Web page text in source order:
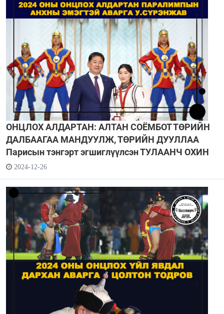
ОНЦЛОХ АЛДАРТАН: АЛТАН СОЁМБОТ ТӨРИЙН
ДАЛБААГАА МАНДУУЛЖ, ТӨРИЙН ДУУЛЛАА
Парисын тэнгэрт эгшиглүүлсэн ТУЛААНЧ ОХИН
2024-12-26